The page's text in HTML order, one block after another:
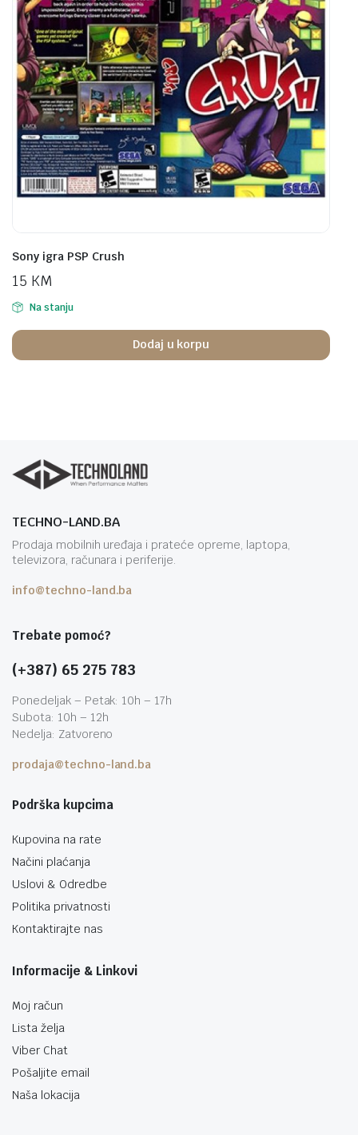
Sony igra PSP Crush
15 KM
Na stanju
Dodaj u korpu
TECHNO-LAND.BA
Prodaja mobilnih uređaja i prateće opreme, laptopa,
televizora, računara i periferije.
info@techno-land.ba
Trebate pomoć?
(+387) 65 275 783
Ponedeljak – Petak: 10h – 17h
Subota: 10h – 12h
Nedelja: Zatvoreno
prodaja@techno-land.ba
Podrška kupcima
Kupovina na rate
Načini plaćanja
Uslovi & Odredbe
Politika privatnosti
Kontaktirajte nas
Informacije & Linkovi
Moj račun
Lista želja
Viber Chat
Pošaljite email
Naša lokacija